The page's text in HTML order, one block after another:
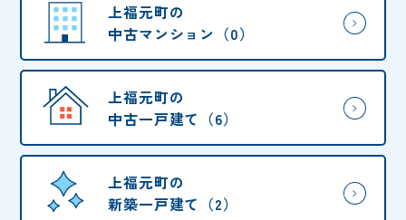
上福元町の
中古マンション（0）
上福元町の
中古一戸建て（6）
上福元町の
新築一戸建て（2）